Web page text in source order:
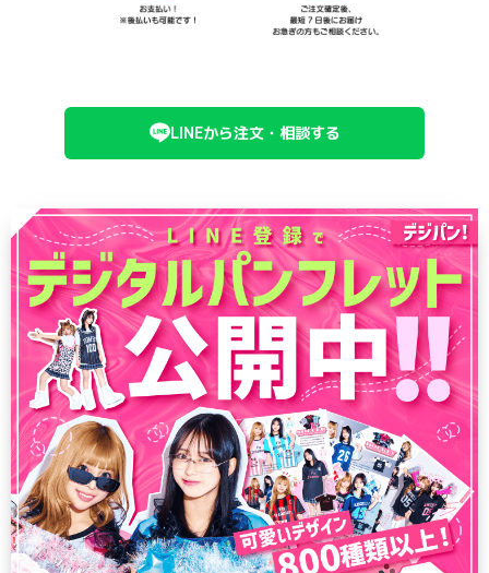
LINEから注文・相談する